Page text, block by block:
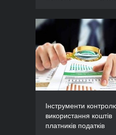
Інструменти
використання коштів
платників податків
Інструменти
використання
платників